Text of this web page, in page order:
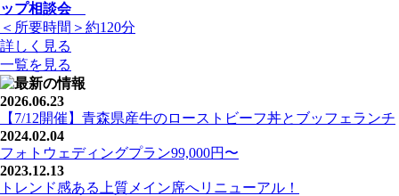
ップ相談会
＜所要時間＞約120分
詳しく見る
一覧を見る
2026.06.23
【7/12開催】青森県産牛のローストビーフ丼とブッフェランチ
2024.02.04
フォトウェディングプラン99,000円〜
2023.12.13
トレンド感ある上質メイン席へリニューアル！